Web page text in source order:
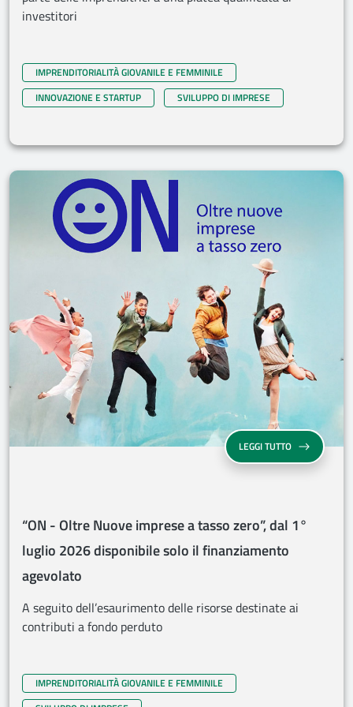
investitori
IMPRENDITORIALITÀ GIOVANILE E FEMMINILE
INNOVAZIONE E STARTUP
SVILUPPO DI IMPRESE
LEGGI TUTTO“ON - OLTRE
“ON - Oltre Nuove imprese a tasso zero”, dal 1°
luglio 2026 disponibile solo il finanziamento
agevolato
A seguito dell’esaurimento delle risorse destinate ai
contributi a fondo perduto
IMPRENDITORIALITÀ GIOVANILE E FEMMINILE